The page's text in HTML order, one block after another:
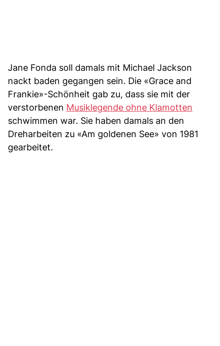
Jane Fonda soll damals mit Michael Jackson
nackt baden gegangen sein. Die «Grace and
Frankie»-Schönheit gab zu, dass sie mit der
verstorbenen Musiklegende ohne Klamotten
schwimmen war. Sie haben damals an den
Dreharbeiten zu «Am goldenen See» von 1981
gearbeitet.